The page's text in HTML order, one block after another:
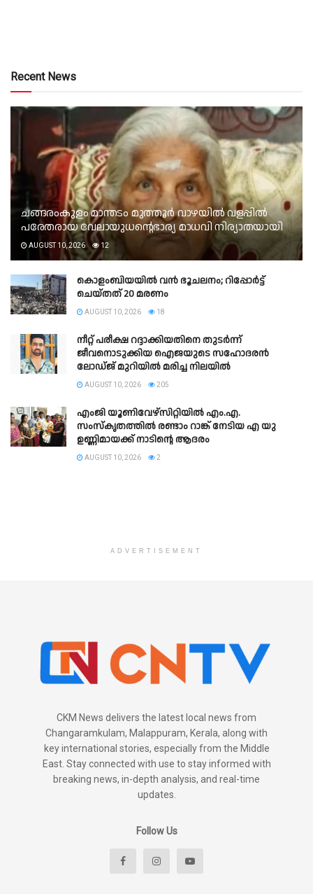
Recent News
ചങ്ങരംകുളം മാന്തടം മുത്തൂർ വാഴയിൽ വളപ്പിൽ
പരേതരായ വേലായുധന്റെഭാര്യ മാധവി നിര്യാതയായി
AUGUST 10, 2026 12
കൊളംബിയയിൽ വൻ ഭൂചലനം; റിപ്പോര്‍ട്ട്
ചെയ്തത് 20 മരണം
AUGUST 10, 2026 18
നീറ്റ് പരീക്ഷ റദ്ദാക്കിയതിനെ തുടർന്ന്
ജീവനൊടുക്കിയ ഐജയുടെ സഹോദരൻ
ലോഡ്‌ജ് മുറിയിൽ മരിച്ച നിലയിൽ
AUGUST 10, 2026 205
എംജി യൂണിവേഴ്സിറ്റിയിൽ എം.എ.
സംസ്കൃതത്തിൽ രണ്ടാം റാങ്ക് നേടിയ എ യു
ഉണ്ണിമായക്ക് നാടിന്റെ ആദരം
AUGUST 10, 2026 2
ADVERTISEMENT
CKM News delivers the latest local news from
Changaramkulam, Malappuram, Kerala, along with
key international stories, especially from the Middle
East. Stay connected with use to stay informed with
breaking news, in-depth analysis, and real-time
updates.
Follow Us